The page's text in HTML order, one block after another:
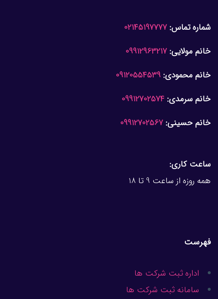
شماره تماس: 02145197777
خانم مولایی: 09912963217
خانم محمودی: 09120554539
خانم سرمدی: 09912702574
خانم حسینی: 09912702567
ساعت کاری:
همه روزه از ساعت 9 تا 18
فهرست
اداره ثبت شرکت ها
سامانه ثبت شرکت ها